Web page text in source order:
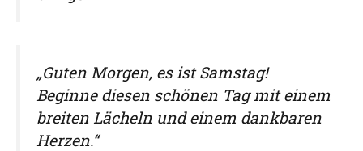
„Guten Morgen, es ist Samstag!
Beginne diesen schönen Tag mit einem
breiten Lächeln und einem dankbaren
Herzen.“